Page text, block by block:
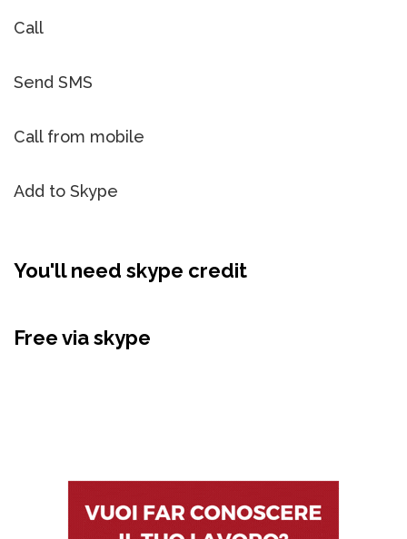
Call
Send SMS
Call from mobile
Add to Skype
You'll need skype credit
Free via skype